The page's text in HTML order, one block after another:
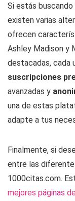
Si estás
existen varias
ofrecen
Ashley Madison y
destacadas, cada
suscripciones
avanzadas y
una de estas
adapte a tus
Finalmente, si
entre las
1000citas.com.
mejores páginas